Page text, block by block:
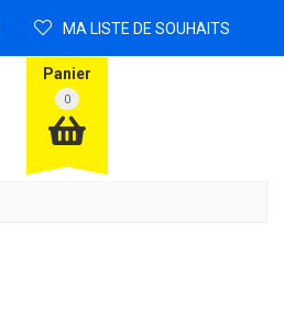
Panier
MA LISTE DE SOUHAITS